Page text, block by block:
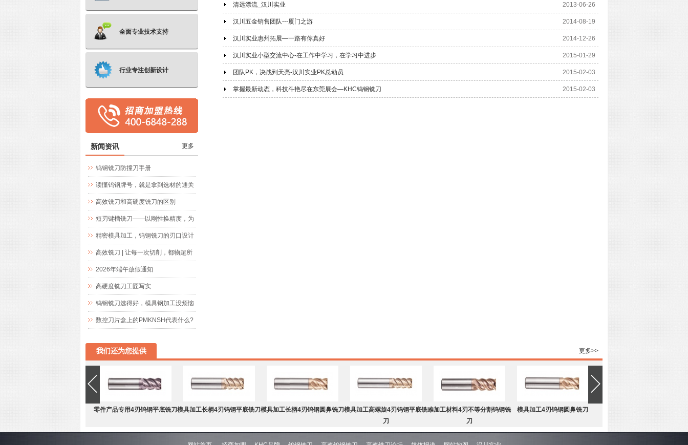
2013-06-26
清远漂流_汉川实业
2014-08-19
汉川五金销售团队---厦门之游
2014-12-26
汉川实业惠州拓展—一路有你真好
2015-01-29
汉川实业小型交流中心-在工作中学习，在学习中进步
2015-02-03
团队PK，决战到天亮-汉川实业PK总动员
2015-02-03
掌握最新动态，科技斗艳尽在东莞展会—KHC钨钢铣刀
全面专业技术支持
行业专注创新设计
新闻资讯 更多
钨钢铣刀防撞刀手册
读懂钨钢牌号，就是拿到选材的通关
文牒
高效铣刀和高硬度铣刀的区别
短刃键槽铣刀——以刚性换精度，为
精密键槽加工而生
精密模具加工，钨钢铣刀的刃口设计
究竟藏着什么玄机
高效铣刀 | 让每一次切削，都物超所
值
2026年端午放假通知
高硬度铣刀工匠写实
钨钢铣刀选得好，模具钢加工没烦恼
数控刀片盒上的PMKNSH代表什么?
我们还为您提供 更多>>
零件产品专用4刃钨钢平底铣刀模具加工长柄4刃钨钢平底铣刀模具加工长柄4刃钨钢圆鼻铣刀模具加工高螺旋4刃钨钢平底铣
刀
难加工材料4刃不等分割钨钢铣
刀
模具加工4刃钨钢圆鼻铣刀